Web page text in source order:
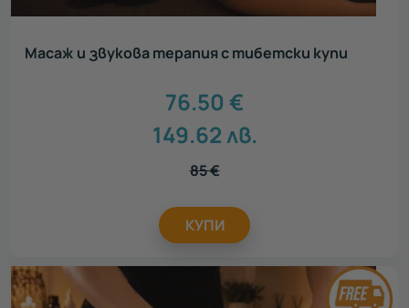
Масаж и звукова терапия с тибетски купи
76.50 €
149.62лв.
85€
КУПИ